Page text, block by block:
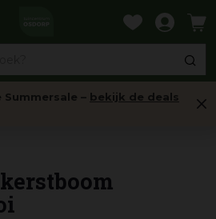
– bekijk de deals